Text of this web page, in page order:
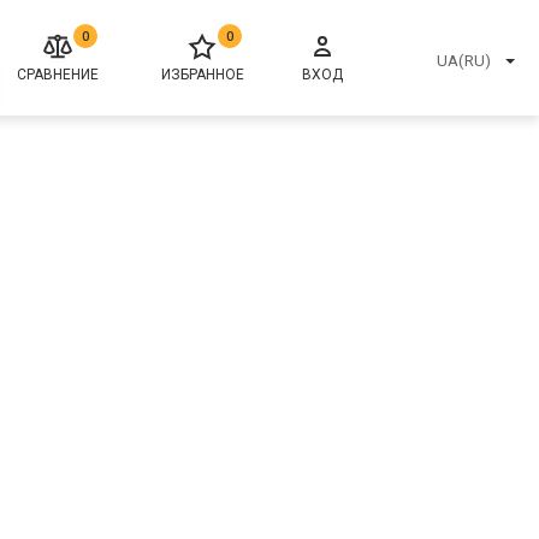
0
СРАВНЕНИЕ
0
ИЗБРАННОЕ ВХОД
UA(RU)